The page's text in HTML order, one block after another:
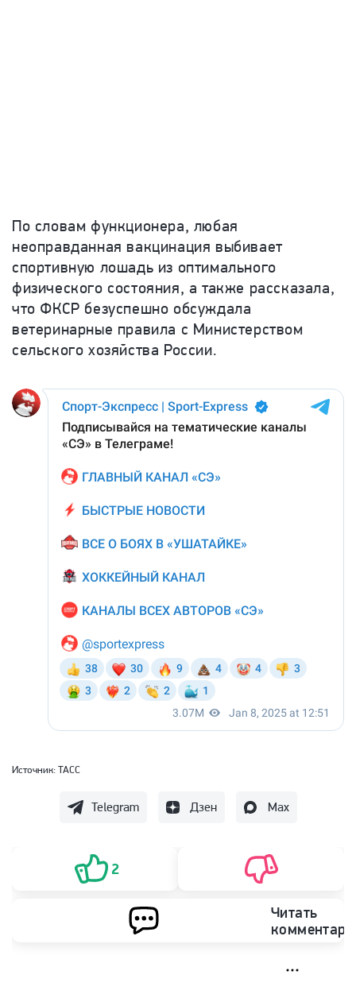
По словам функционера, любая
неоправданная вакцинация выбивает
спортивную лошадь из оптимального
физического состояния, а также рассказала,
что ФКСР безуспешно обсуждала
ветеринарные правила с Министерством
сельского хозяйства России.
Источник: ТАСС
Telegram Дзен Max
2
Читать